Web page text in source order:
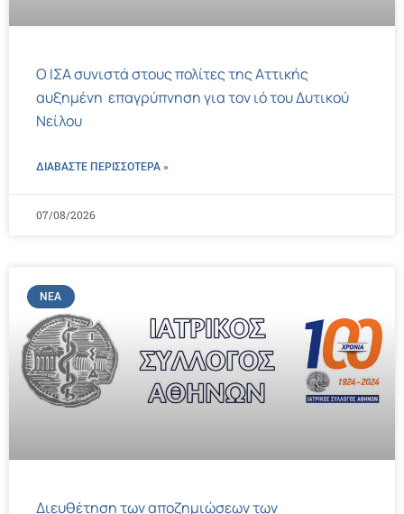
Ο ΙΣΑ συνιστά στους πολίτες της Αττικής
αυξημένη επαγρύπνηση για τον ιό του Δυτικού
Νείλου
ΔΙΑΒΑΣΤΕ ΠΕΡΙΣΣΌΤΕΡΑ »
07/08/2026
ΝΈΑ
Διευθέτηση των αποζημιώσεων των